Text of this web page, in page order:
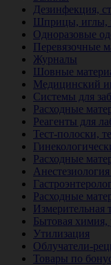
Дезинфекция,
Шприцы, иглы,
Одноразовые
Перевязочные
Журналы
Шовные
Медицинский
Системы для
Расходные
Реагенты для
Тест-полоски,
Расходные
Расходные
Измерительная
Бытовая химия,
Утилизация
Облучатели-
Товары по